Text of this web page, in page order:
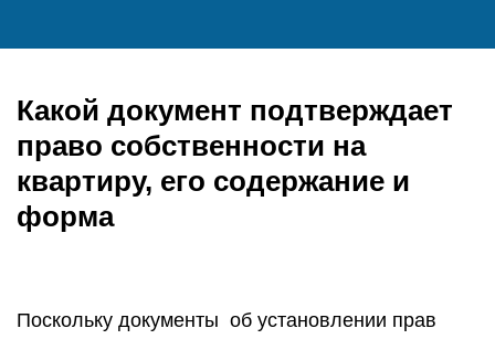
Какой документ подтверждает
право собственности на
квартиру, его содержание и
форма
Поскольку документы об установлении прав